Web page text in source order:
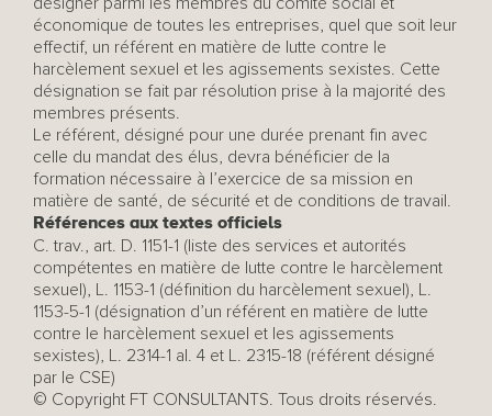
économique de toutes les entreprises, quel que soit leur
effectif, un référent en matière de lutte contre le
harcèlement sexuel et les agissements sexistes. Cette
désignation se fait par résolution prise à la majorité des
membres présents.
Le référent, désigné pour une durée prenant fin avec
celle du mandat des élus, devra bénéficier de la
formation nécessaire à l’exercice de sa mission en
matière de santé, de sécurité et de conditions de travail.
Références aux textes officiels
C. trav., art. D. 1151-1 (liste des services et autorités
compétentes en matière de lutte contre le harcèlement
sexuel), L. 1153-1 (définition du harcèlement sexuel), L.
1153-5-1 (désignation d’un référent en matière de lutte
contre le harcèlement sexuel et les agissements
sexistes), L. 2314-1 al. 4 et L. 2315-18 (référent désigné
par le CSE)
© Copyright FT CONSULTANTS. Tous droits réservés.